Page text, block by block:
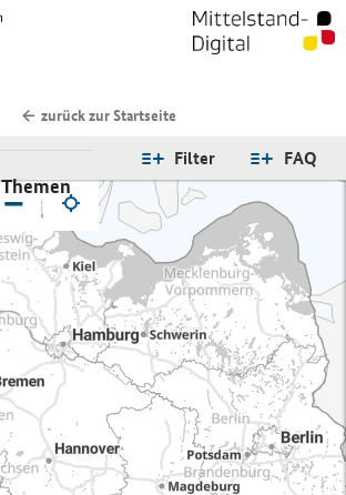
zurück zur Startseite
FAQ
Filter
Themen
−